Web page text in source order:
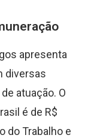
apresenta
diversas
atuação. O
é de R$
do Trabalho e